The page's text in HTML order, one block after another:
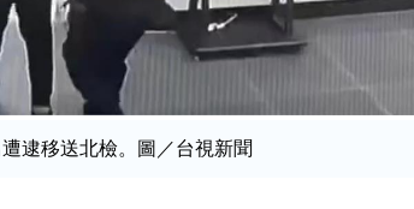
逮移送北檢。圖／台視新聞